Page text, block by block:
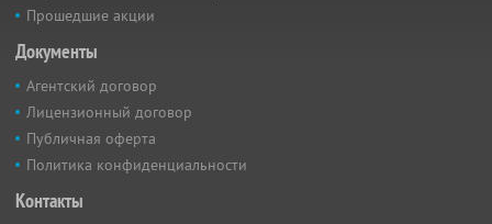
Прошедшие акции
Документы
Агентский договор
Лицензионный договор
Публичная оферта
Политика конфиденциальности
Контакты